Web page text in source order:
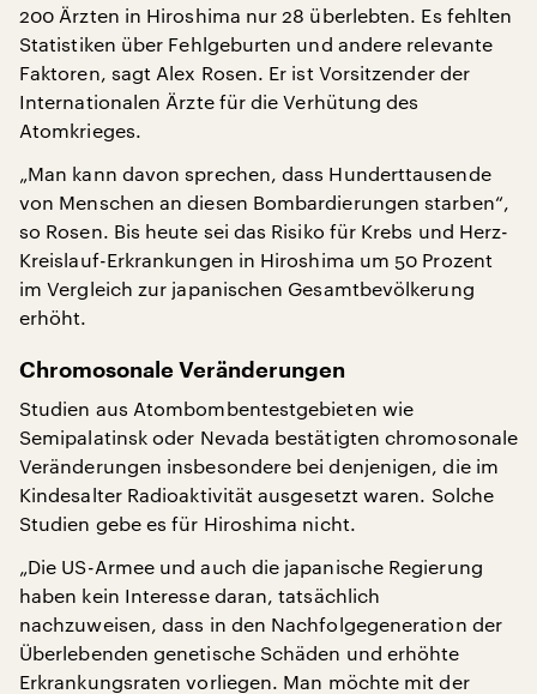
200 Ärzten in Hiroshima nur 28 überlebten. Es fehlten
Statistiken über Fehlgeburten und andere relevante
Faktoren, sagt Alex Rosen. Er ist Vorsitzender der
Internationalen Ärzte für die Verhütung des
Atomkrieges.
„Man kann davon sprechen, dass Hunderttausende
von Menschen an diesen Bombardierungen starben“,
so Rosen. Bis heute sei das Risiko für Krebs und Herz-
Kreislauf-Erkrankungen in Hiroshima um 50 Prozent
im Vergleich zur japanischen Gesamtbevölkerung
erhöht.
Chromosonale Veränderungen
Studien aus Atombombentestgebieten wie
Semipalatinsk oder Nevada bestätigten chromosonale
Veränderungen insbesondere bei denjenigen, die im
Kindesalter Radioaktivität ausgesetzt waren. Solche
Studien gebe es für Hiroshima nicht.
„Die US-Armee und auch die japanische Regierung
haben kein Interesse daran, tatsächlich
nachzuweisen, dass in den Nachfolgegeneration der
Überlebenden genetische Schäden und erhöhte
Erkrankungsraten vorliegen. Man möchte mit der